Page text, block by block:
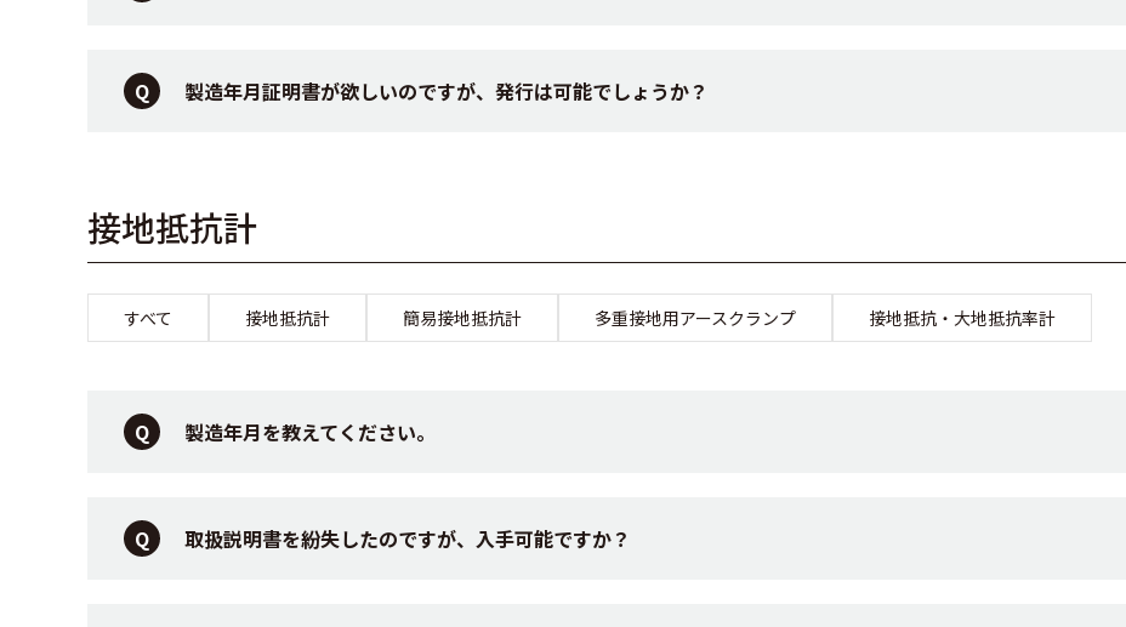
製造年月証明書が欲しいのですが、発行は可能でしょうか？
接地抵抗計
すべて 接地抵抗計 簡易接地抵抗計 多重接地用アースクランプ 接地抵抗・大地抵抗率計
製造年月を教えてください。
取扱説明書を紛失したのですが、入手可能ですか？